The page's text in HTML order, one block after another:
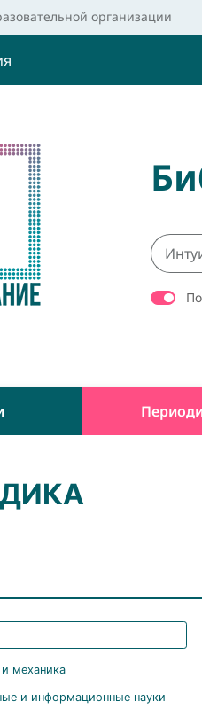
организации
механика
и информационные науки